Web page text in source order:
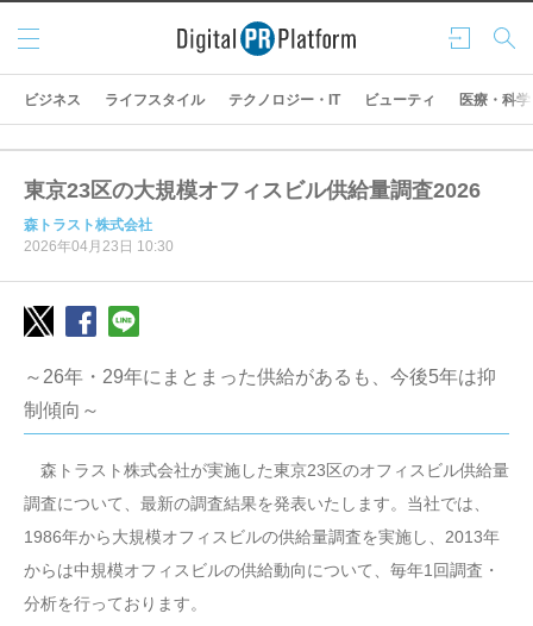
ログ
イン
検索
メニ
ュー
ビジネス ライフスタイル テクノロジー・IT ビューティ 医療・科学
東京23区の大規模オフィスビル供給量調査2026
森トラスト株式会社
2026年04月23日 10:30
～26年・29年にまとまった供給があるも、今後5年は抑
制傾向～
森トラスト株式会社が実施した東京23区のオフィスビル供給量
調査について、最新の調査結果を発表いたします。当社では、
1986年から大規模オフィスビルの供給量調査を実施し、2013年
からは中規模オフィスビルの供給動向について、毎年1回調査・
分析を行っております。